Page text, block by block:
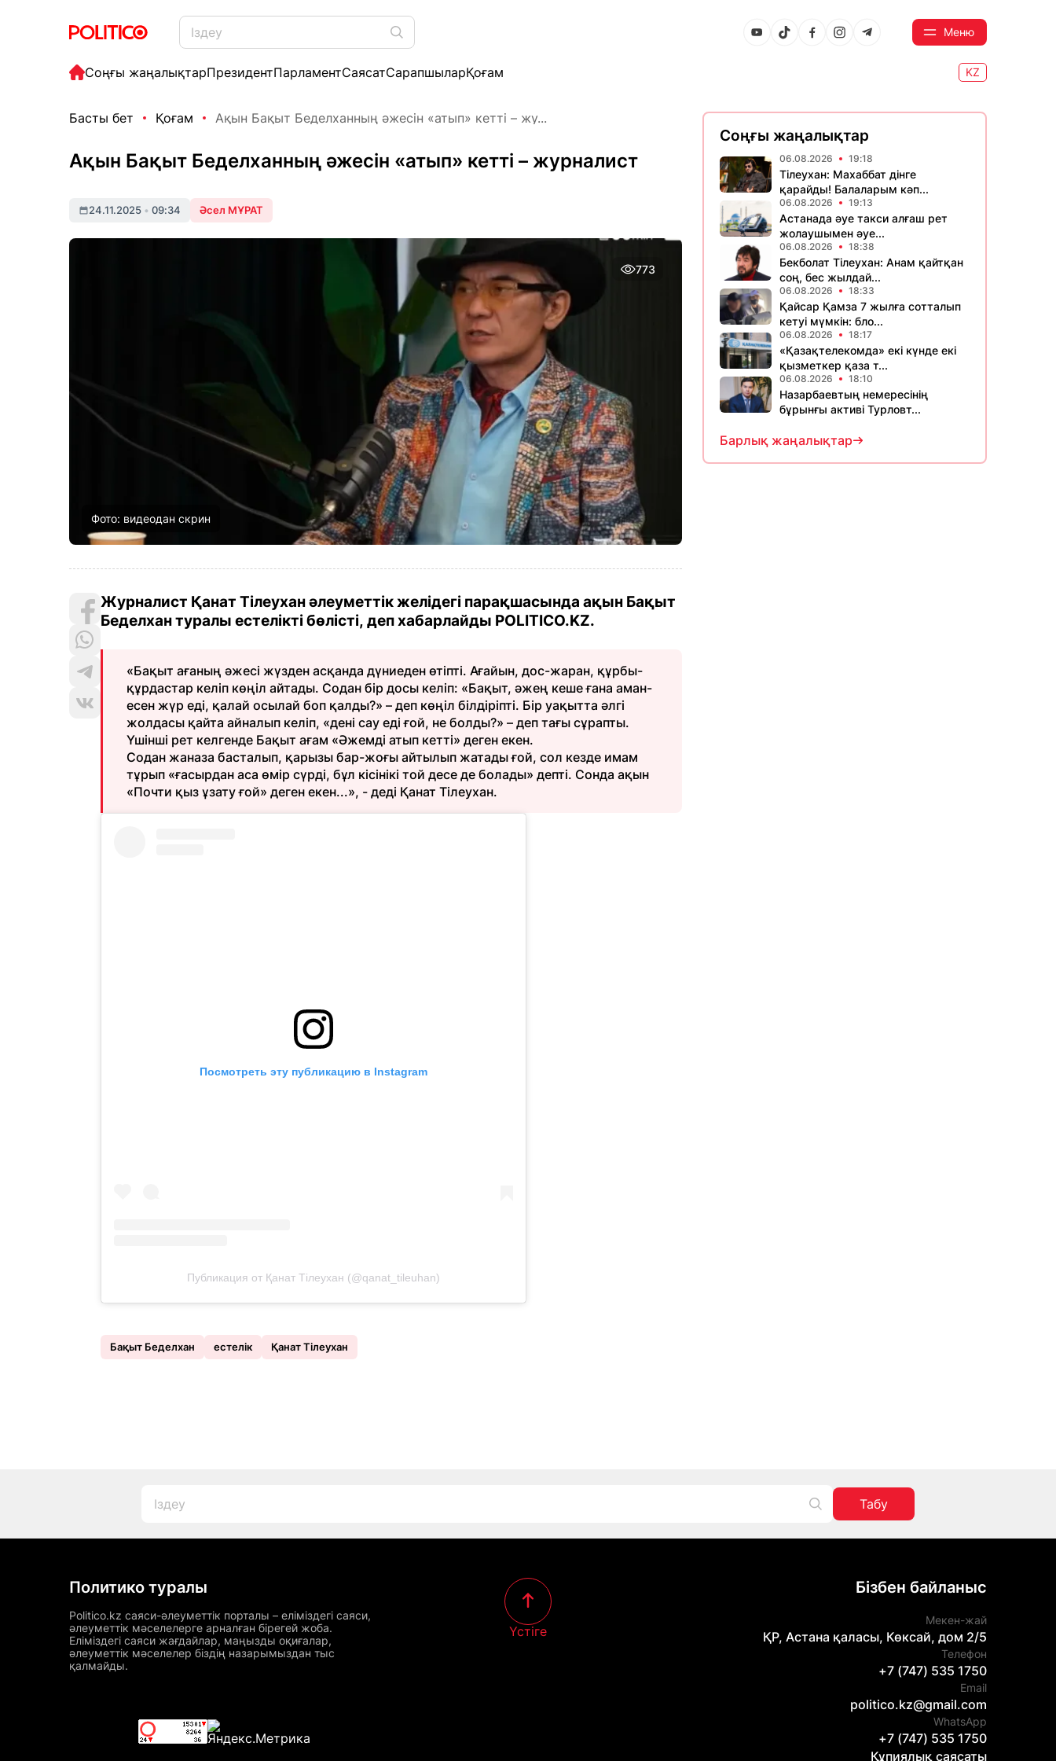
Меню
Соңғы жаңалықтарПрезидентПарламентСаясатСарапшыларҚоғам KZ
Басты бет Қоғам Ақын Бақыт Беделханның әжесін «атып» кетті – жу...
Ақын Бақыт Беделханның әжесін «атып» кетті – журналист
24.11.2025 • 09:34 Әсел МҰРАТ
773
Фото: видеодан скрин
Журналист Қанат Тілеухан әлеуметтік желідегі парақшасында ақын Бақыт
Беделхан туралы естелікті бөлісті, деп хабарлайды POLITICO.KZ.
«Бақыт ағаның әжесі жүзден асқанда дүниеден өтіпті. Ағайын, дос-жаран, құрбы-
құрдастар келіп көңіл айтады. Содан бір досы келіп: «Бақыт, әжең кеше ғана аман-
есен жүр еді, қалай осылай боп қалды?» – деп көңіл білдіріпті. Бір уақытта әлгі
жолдасы қайта айналып келіп, «дені сау еді ғой, не болды?» – деп тағы сұрапты.
Үшінші рет келгенде Бақыт ағам «Әжемді атып кетті» деген екен.
Содан жаназа басталып, қарызы бар-жоғы айтылып жатады ғой, сол кезде имам
тұрып «ғасырдан аса өмір сүрді, бұл кісінікі той десе де болады» депті. Сонда ақын
«Почти қыз ұзату ғой» деген екен...», - деді Қанат Тілеухан.
Посмотреть эту публикацию в Instagram
Публикация от Қанат Тілеухан (@qanat_tileuhan)
Бақыт Беделхан естелік Қанат Тілеухан
Соңғы жаңалықтар
06.08.2026 19:18
Тілеухан: Махаббат дінге
қарайды! Балаларым кәп...
06.08.2026 19:13
Астанада әуе такси алғаш рет
жолаушымен әуе...
06.08.2026 18:38
Бекболат Тілеухан: Анам қайтқан
соң, бес жылдай...
06.08.2026 18:33
Қайсар Қамза 7 жылға сотталып
кетуі мүмкін: бло...
06.08.2026 18:17
«Қазақтелекомда» екі күнде екі
қызметкер қаза т...
06.08.2026 18:10
Назарбаевтың немересінің
бұрынғы активі Турловт...
Барлық жаңалықтар
Табу
Политико туралы
Politico.kz саяси-әлеуметтік порталы – еліміздегі саяси,
әлеуметтік мәселелерге арналған бірегей жоба.
Еліміздегі саяси жағдайлар, маңызды оқиғалар,
әлеуметтік мәселелер біздің назарымыздан тыс
қалмайды.
Үстіге
Бізбен байланыс
Мекен-жай
ҚР, Астана қаласы, Көксай, дом 2/5
Телефон
+7 (747) 535 1750
Email
politico.kz@gmail.com
WhatsApp
+7 (747) 535 1750
Құпиялық саясаты